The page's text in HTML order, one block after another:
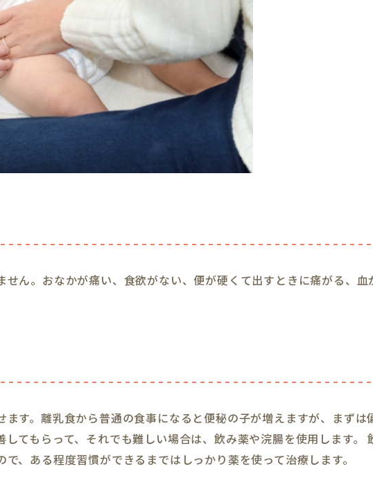
ん。おなかが痛い、食欲がない、便が硬くて出すときに痛がる、血
す。離乳食から普通の食事になると便秘の子が増えますが、まずは
てもらって、それでも難しい場合は、飲み薬や浣腸を使用します。
、ある程度習慣ができるまではしっかり薬を使って治療します。